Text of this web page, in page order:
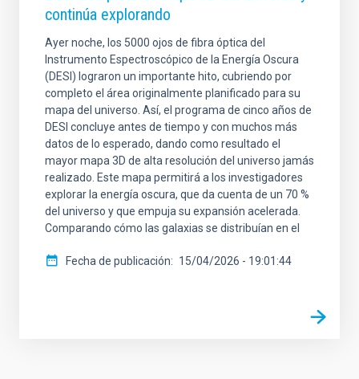
continúa explorando
Ayer noche, los 5000 ojos de fibra óptica del
Instrumento Espectroscópico de la Energía Oscura
(DESI) lograron un importante hito, cubriendo por
completo el área originalmente planificado para su
mapa del universo. Así, el programa de cinco años de
DESI concluye antes de tiempo y con muchos más
datos de lo esperado, dando como resultado el
mayor mapa 3D de alta resolución del universo jamás
realizado. Este mapa permitirá a los investigadores
explorar la energía oscura, que da cuenta de un 70 %
del universo y que empuja su expansión acelerada.
Comparando cómo las galaxias se distribuían en el
Fecha de publicación 15/04/2026 - 19:01:44